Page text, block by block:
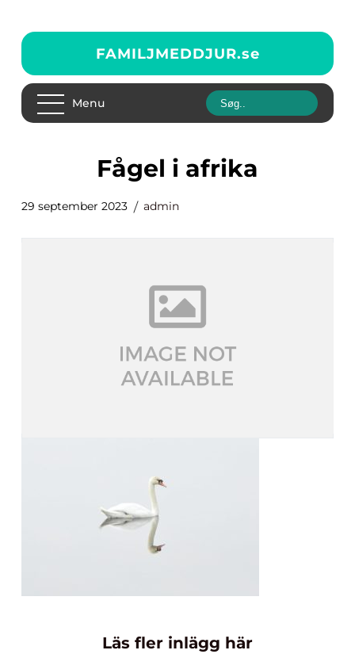
FAMILJMEDDJUR.se
Menu
fågel i afrika
29 september 2023 admin
Läs fler inlägg här